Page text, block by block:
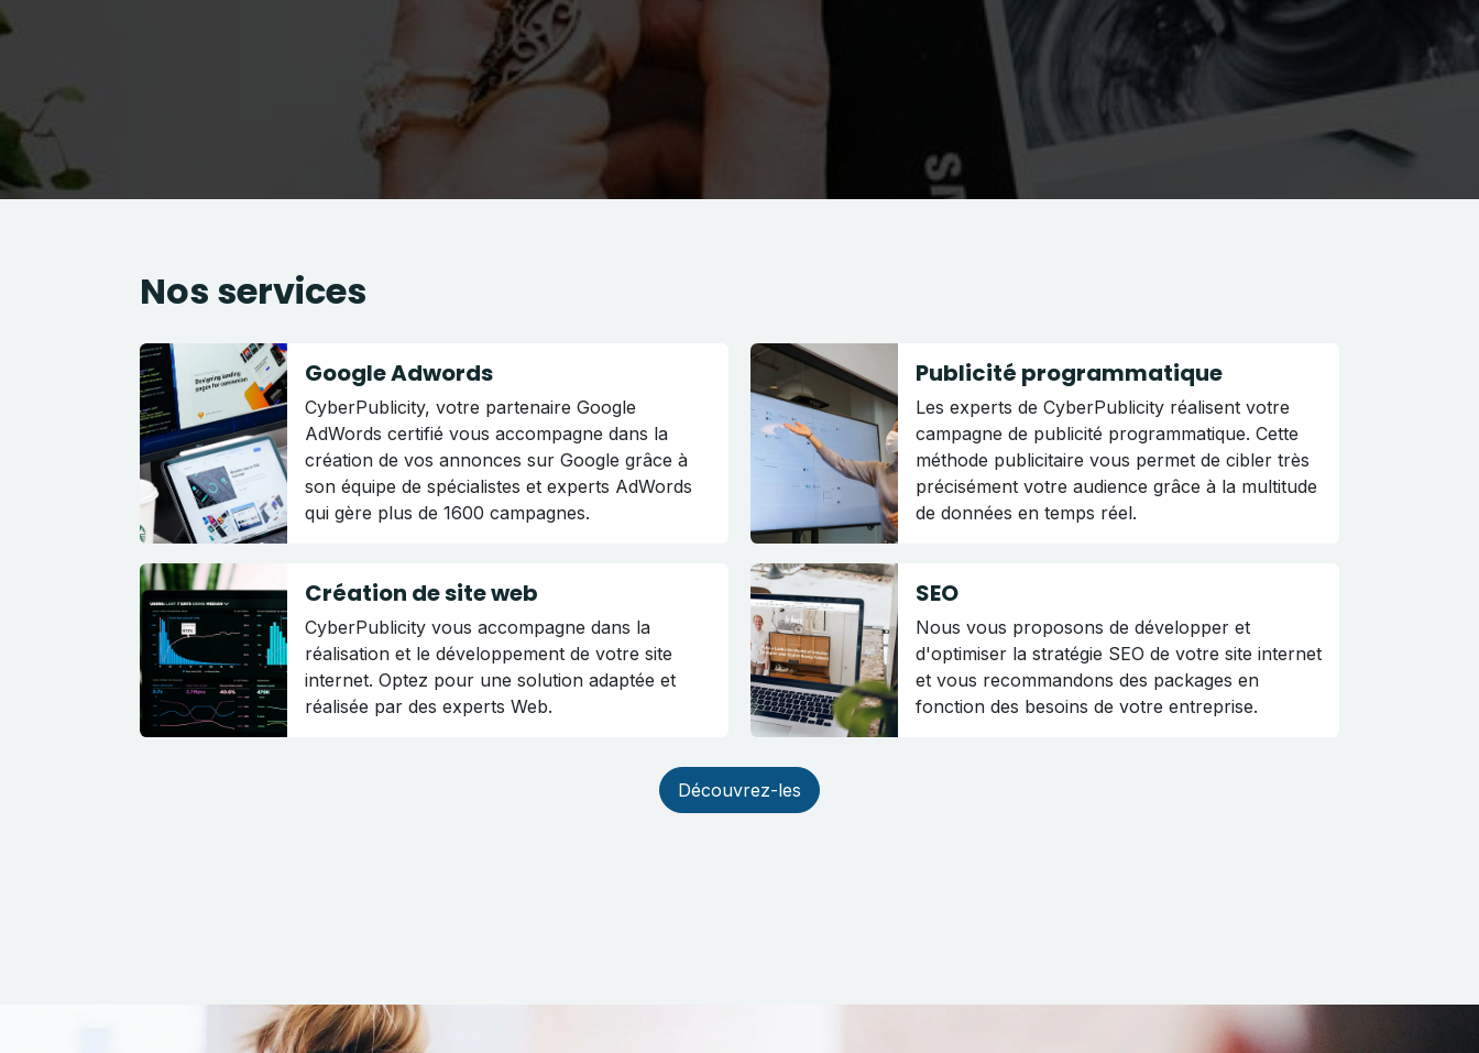
Nos services
Google Adwords
CyberPublicity, votre partenaire Google
AdWords certifié vous accompagne dans la
création de vos annonces sur Google grâce à
son équipe de spécialistes et experts AdWords
qui gère plus de 1600 campagnes.
Publicité programmatique
Les experts de CyberPublicity réalisent votre
campagne de publicité programmatique. Cette
méthode publicitaire vous permet de cibler très
précisément votre audience grâce à la multitude
de données en temps réel.
Création de site web
CyberPublicity vous accompagne dans la
réalisation et le développement de votre site
internet. Optez pour une solution adaptée et
réalisée par des experts Web.
SEO
Nous vous proposons de développer et
d'optimiser la stratégie SEO de votre site internet
et vous recommandons des packages en
fonction des besoins de votre entreprise.
Découvrez-les